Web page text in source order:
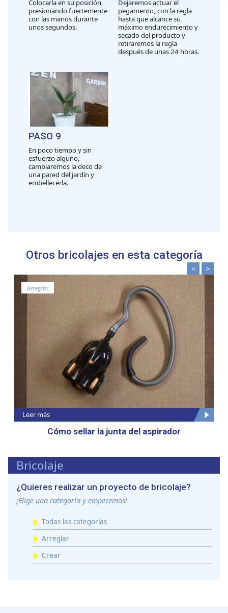
sección de datos. Puede cambiar o retirar su
consentimiento en cualquier momento en la Declaración
el contenido y los anuncios, ofrecer funciones de redes
sociales y analizar el tráfico. Además, compartimos
información sobre el uso que haga del sitio web con
nuestros partners de redes sociales, publicidad y análisis
web, quienes pueden combinarla con otra información
que les haya proporcionado o que hayan recopilado a
partir del uso que haya hecho de sus servicios.
Colocarla en su posición,
presionando fuertemente
con las manos durante
unos segundos.
Dejaremos actuar el
pegamento, con la regla
hasta que alcance su
máximo endurecimiento y
secado del producto y
retiraremos la regla
después de unas 24 horas.
PASO 9
En poco tiempo y sin
esfuerzo alguno,
cambiaremos la deco de
una pared del jardín y
embellecerla.
Otros bricolajes en esta categoría
Arreglar
Leer más
Cómo sellar la junta del aspirador
< >
Bricolaje
¿Quieres realizar un proyecto de bricolaje?
¡Elige una categoría y empecemos!
Todas las categorías
Arreglar
Crear